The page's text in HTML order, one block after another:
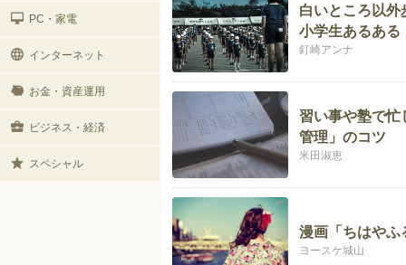
PC・家電
インターネット
お金・資産運用
ビジネス・経済
スペシャル
白いところ以外
小学生あるある
釘崎アンナ
習い事や塾で忙
管理」のコツ
米田淑恵
漫画「ちはやふ
ヨースケ城山